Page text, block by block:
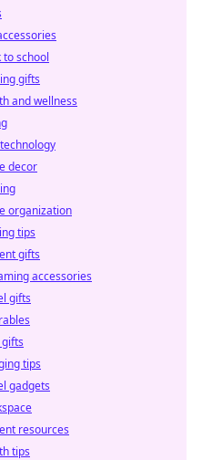
to school
gifts
and wellness
decor
organization
tips
gifts
accessories
gifts
tips
gadgets
resources
tips